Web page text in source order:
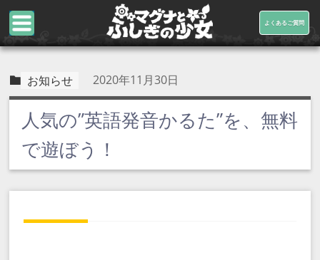
よくあるご質問
お知らせ 2020年11月30日
人気の”英語発音かるた”を、無料
で遊ぼう！